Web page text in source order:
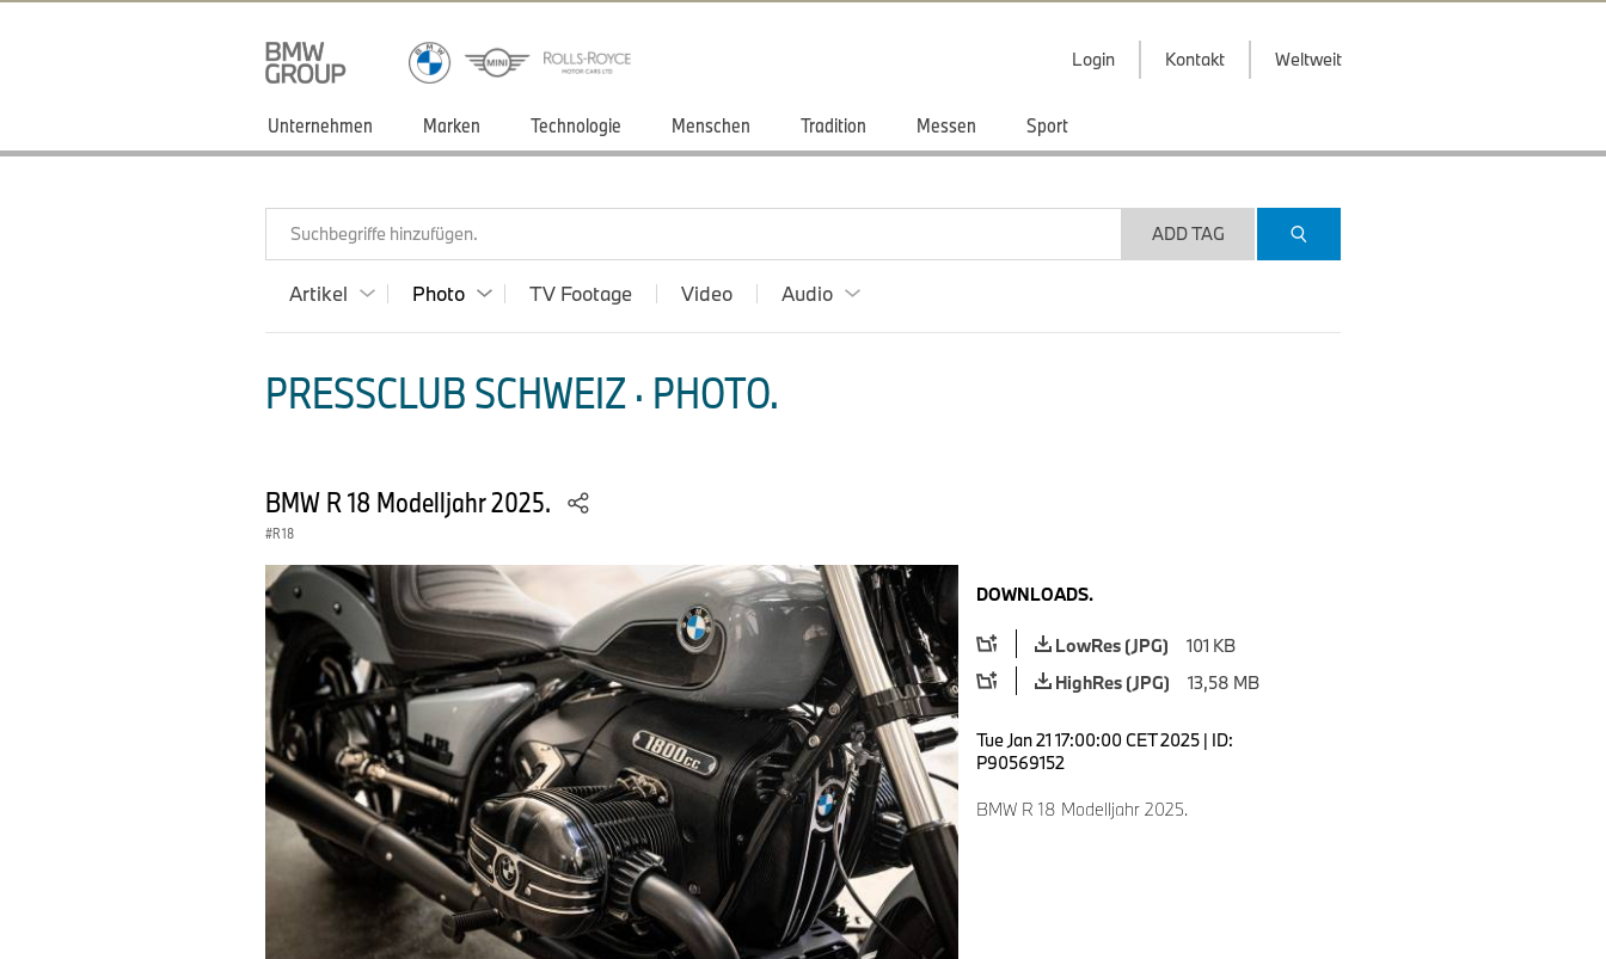
Login Kontakt Weltweit
Unternehmen Marken Technologie Menschen Tradition Messen Sport
Suchbegriffe hinzufügen. ADD TAG
Artikel Photo TV Footage Video Audio
PRESSCLUB SCHWEIZ · PHOTO.
BMW R 18 Modelljahr 2025.
R 18
DOWNLOADS.
LowRes (JPG)
101 KB
HighRes (JPG)
13,58 MB
Tue Jan 21 17:00:00 CET 2025 | ID:
P90569152
BMW R 18 Modelljahr 2025.